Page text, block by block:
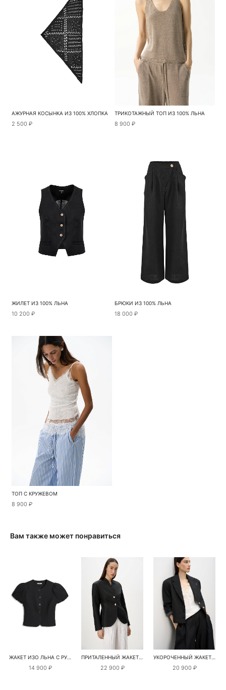
АЖУРНАЯ КОСЫНКА ИЗ 100% ХЛОПКА
2 500 ₽
ТРИКОТАЖНЫЙ ТОП ИЗ 100% ЛЬНА
8 900 ₽
ЖИЛЕТ ИЗ 100% ЛЬНА
10 200 ₽
БРЮКИ ИЗ 100% ЛЬНА
18 000 ₽
ТОП С КРУЖЕВОМ
8 900 ₽
Вам также может понравиться
ЖАКЕТ ИЗО ЛЬНА С РУКАВАМИ-ФОНАРИКАМИ
14 900 ₽
ПРИТАЛЕННЫЙ ЖАКЕТ ИЗО ЛЬНА
22 900 ₽
УКОРОЧЕННЫЙ ЖАКЕТ ИЗ 100% ЛЬНА
20 900 ₽